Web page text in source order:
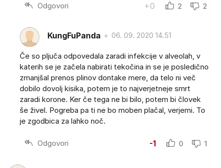
Odgovori +0 2 2
KungFuPanda 06. 09. 2020 14.51
Če so pljuča odpovedala zaradi infekcije v alveolah, v
katerih se je začela nabirati tekočina in se je posledično
zmanjšal prenos plinov dontake mere, da telo ni več
dobilo dovolj kisika, potem je to najverjetneje smrt
zaradi korone. Ker če tega ne bi bilo, potem bi človek
še živel. Pogreba pa ti ne bo moben plačal, verjemi. To
je zgodbica za lahko noč.
Odgovori -1 0 1